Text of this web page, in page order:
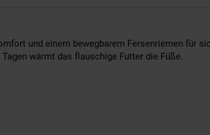
und einem bewegbarem Fersenriemen für
wärmt das flauschige Futter die Füße.